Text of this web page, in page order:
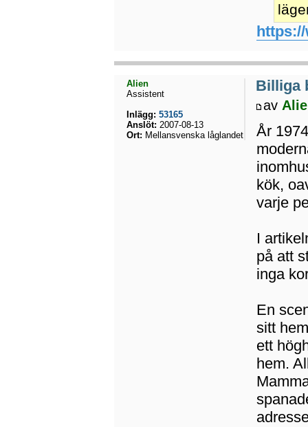
Billiga
av
År
kök,
varje
I
på att
inga
En
sitt
ett
hem.
Alien
Assistent
Inlägg: 53165
Anslöt: 2007-08-13
Ort: Mellansvenska låglandet